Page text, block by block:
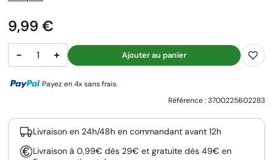
Prix
9,99 €
− + Ajouter au panier
Payez en 4x sans frais.
Référence :3700225602283
Livraison en 24h/48h en commandant avant 12h
Livraison à 0,99€ dès 29€ et gratuite dès 49€ en